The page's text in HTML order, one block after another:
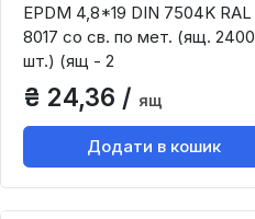
EPDM 4,8*19 DIN 7504K RAL
8017 со св. по мет. (ящ. 2400
шт.) (ящ - 2
₴ 24,36 / ящ
Додати в кошик